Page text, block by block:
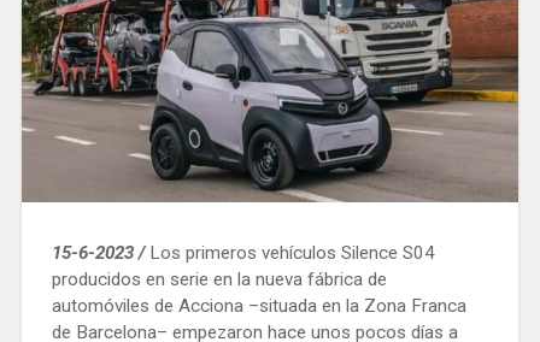
15-6-2023 /Los primeros vehículos Silence S04
producidos en serie en la nueva fábrica de
automóviles de Acciona –situada en la Zona Franca
de Barcelona– empezaron hace unos pocos días a